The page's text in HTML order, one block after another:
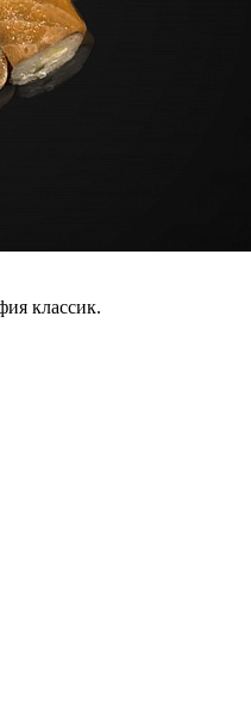
классик.